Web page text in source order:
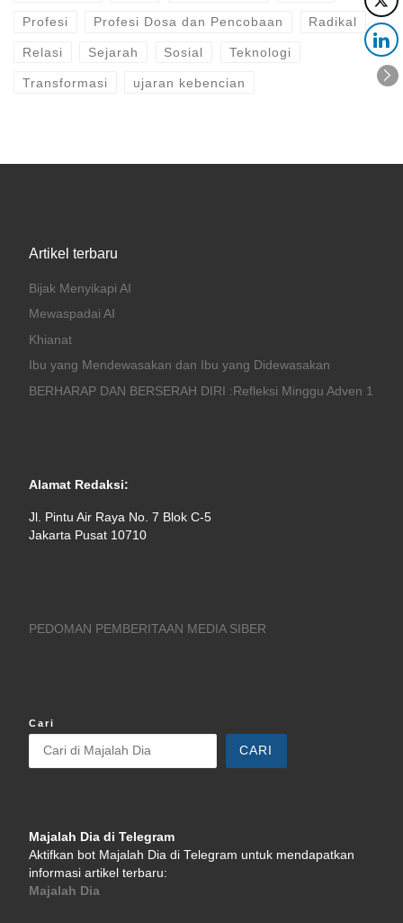
Profesi Profesi Dosa dan Pencobaan Radikal
Relasi Sejarah Sosial Teknologi
Transformasi ujaran kebencian
Artikel terbaru
Bijak Menyikapi AI
Mewaspadai AI
Khianat
Ibu yang Mendewasakan dan Ibu yang Didewasakan
BERHARAP DAN BERSERAH DIRI :Refleksi Minggu Adven 1
Alamat Redaksi:
Jl. Pintu Air Raya No. 7 Blok C-5
Jakarta Pusat 10710
PEDOMAN PEMBERITAAN MEDIA SIBER
Cari
CARI
Majalah Dia di Telegram
Aktifkan bot Majalah Dia di Telegram untuk mendapatkan
informasi artikel terbaru:
Majalah Dia